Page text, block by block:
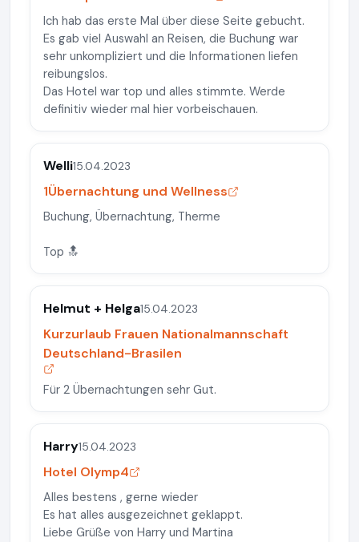
Ich hab das erste Mal über diese Seite gebucht.
Es gab viel Auswahl an Reisen, die Buchung war
sehr unkompliziert und die Informationen liefen
reibungslos.
Das Hotel war top und alles stimmte. Werde
definitiv wieder mal hier vorbeischauen.
Welli15.04.2023
1Übernachtung und Wellness
Buchung, Übernachtung, Therme
Top 🔝
Helmut + Helga15.04.2023
Kurzurlaub Frauen Nationalmannschaft
Deutschland-Brasilen
Für 2 Übernachtungen sehr Gut.
Harry15.04.2023
Hotel Olymp4
Alles bestens , gerne wieder
Es hat alles ausgezeichnet geklappt.
Liebe Grüße von Harry und Martina